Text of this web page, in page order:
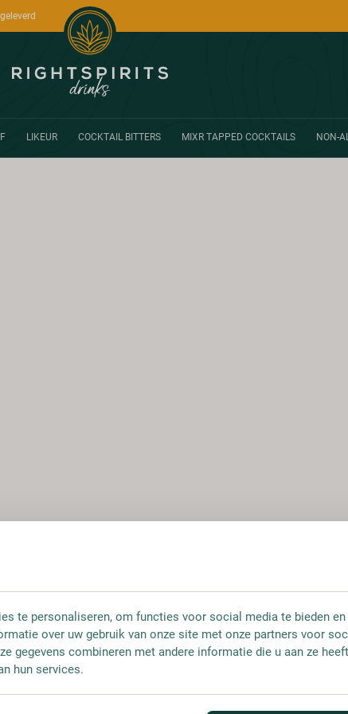
LIKEUR COCKTAIL BITTERS MIXR TAPPED COCKTAILS NON-
te personaliseren, om functies voor social media te bieden
over uw gebruik van onze site met onze partners voor
gegevens combineren met andere informatie die u aan ze
hun services.